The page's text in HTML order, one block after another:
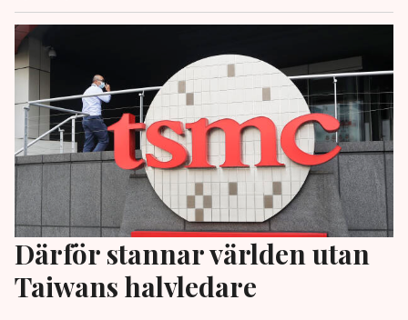
Därför stannar världen utan
Taiwans halvledare